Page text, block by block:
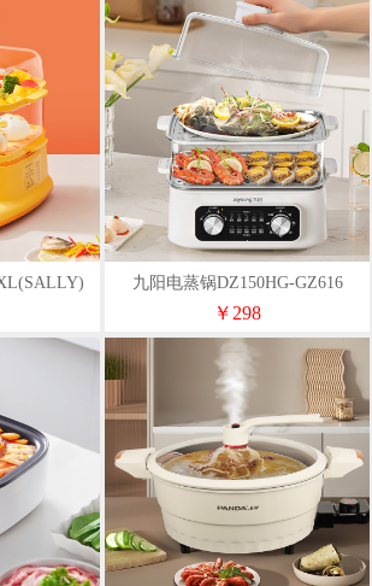
九阳电蒸锅DZ150HG-GZ616
￥298